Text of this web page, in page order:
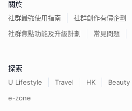
關於
社群最強使用指南
社群創作有價企劃
社群焦點功能及升級計劃
常見問題
探索
U Lifestyle Travel HK Beauty
e-zone